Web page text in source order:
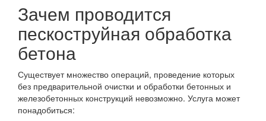
Зачем проводится
пескоструйная обработка
бетона
Существует множество операций, проведение которых
без предварительной очистки и обработки бетонных и
железобетонных конструкций невозможно. Услуга может
понадобиться: